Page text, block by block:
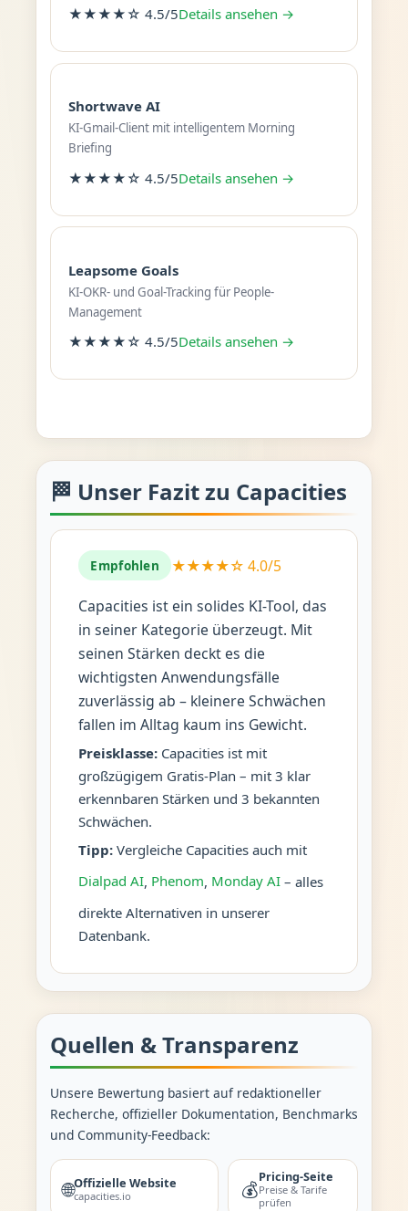
★★★★☆ 4.5/5Details ansehen →
Shortwave AI
KI-Gmail-Client mit intelligentem Morning
Briefing
★★★★☆ 4.5/5Details ansehen →
Leapsome Goals
KI-OKR- und Goal-Tracking für People-
Management
★★★★☆ 4.5/5Details ansehen →
🏁 Unser Fazit zu Capacities
Empfohlen ★★★★☆ 4.0/5
Capacities ist ein solides KI-Tool, das
in seiner Kategorie überzeugt. Mit
seinen Stärken deckt es die
wichtigsten Anwendungsfälle
zuverlässig ab – kleinere Schwächen
fallen im Alltag kaum ins Gewicht.
Preisklasse:Capacities ist mit
großzügigem Gratis-Plan – mit 3 klar
erkennbaren Stärken und 3 bekannten
Schwächen.
Tipp:Vergleiche Capacities auch mit
Dialpad AI, Phenom, Monday AI– alles
direkte Alternativen in unserer
Datenbank.
Quellen & Transparenz
Unsere Bewertung basiert auf redaktioneller
Recherche, offizieller Dokumentation, Benchmarks
und Community-Feedback:
🌐Offizielle Website
capacities.io 💰
Pricing-Seite
Preise & Tarife
prüfen